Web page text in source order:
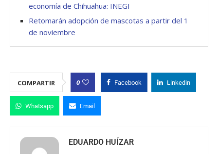
economía de Chihuahua: INEGI
Retomarán adopción de mascotas a partir del 1
de noviembre
COMPARTIR 0 Facebook Linkedin
Whatsapp Email
EDUARDO HUÍZAR